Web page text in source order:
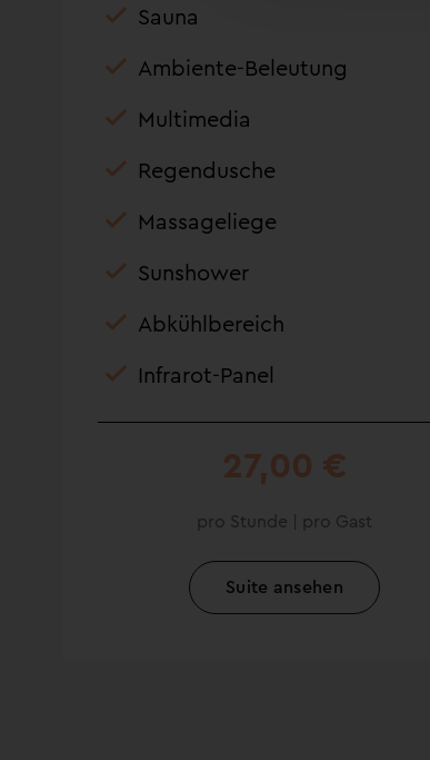
Sauna
Ambiente-Beleutung
Multimedia
Regendusche
Massageliege
Sunshower
Abkühlbereich
Infrarot-Panel
27,00 €
pro Stunde | pro Gast
Suite ansehen